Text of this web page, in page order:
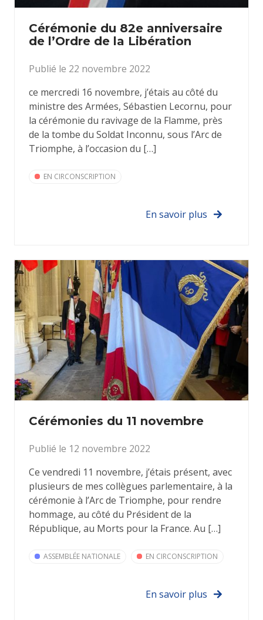
Cérémonie du 82e anniversaire
de l’Ordre de la Libération
Publié le 22 novembre 2022
ce mercredi 16 novembre, j’étais au côté du
ministre des Armées, Sébastien Lecornu, pour
la cérémonie du ravivage de la Flamme, près
de la tombe du Soldat Inconnu, sous l’Arc de
Triomphe, à l’occasion du […]
EN CIRCONSCRIPTION
En savoir plus
Cérémonies du 11 novembre
Publié le 12 novembre 2022
Ce vendredi 11 novembre, j’étais présent, avec
plusieurs de mes collègues parlementaire, à la
cérémonie à l’Arc de Triomphe, pour rendre
hommage, au côté du Président de la
République, au Morts pour la France. Au […]
ASSEMBLÉE NATIONALE EN CIRCONSCRIPTION
En savoir plus